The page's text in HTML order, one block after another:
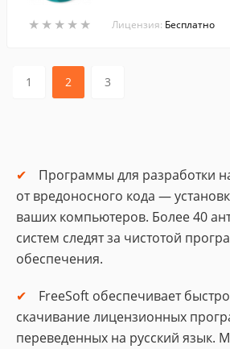
★ ★ ★ ★ ★
★ ★ ★ ★ ★ Лицензия: Бесплатно
1 2 3
Программы для разработки
от вредоносного кода —
ваших компьютеров. Более 40
систем следят за чистотой
обеспечения.
FreeSoft обеспечивает
скачивание лицензионных
переведенных на русский язык.